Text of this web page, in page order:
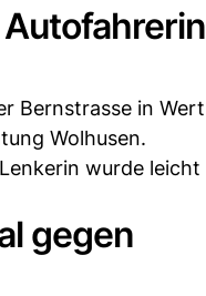
Bernstrasse in
Wolhusen.
wurde
gegen